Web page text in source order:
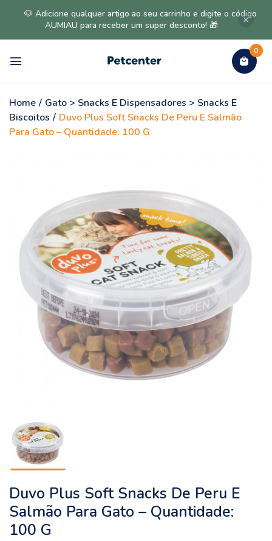
🐶 Adicione qualquer artigo ao seu carrinho e digite o código
AUMIAU para receber um super desconto! 🎁
0
Home / Gato > Snacks E Dispensadores > Snacks E
Biscoitos / Duvo Plus Soft Snacks De Peru E Salmão
Para Gato – Quantidade: 100 G
Duvo Plus Soft Snacks De Peru E
Salmão Para Gato – Quantidade:
100 G